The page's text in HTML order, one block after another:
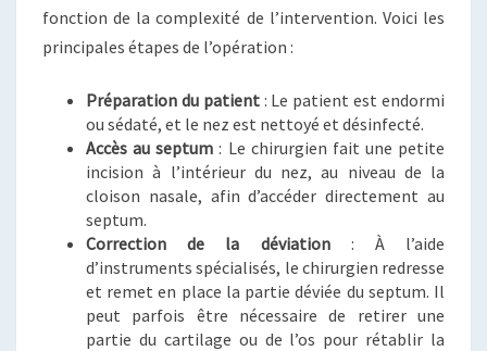
fonction de la complexité de l’intervention. Voici les
principales étapes de l’opération :
Préparation du patient: Le patient est endormi
ou sédaté, et le nez est nettoyé et désinfecté.
Accès au septum : Le chirurgien fait une petite
incision à l’intérieur du nez, au niveau de la
cloison nasale, afin d’accéder directement au
septum.
Correction de la déviation: À l’aide
d’instruments spécialisés, le chirurgien redresse
et remet en place la partie déviée du septum. Il
peut parfois être nécessaire de retirer une
partie du cartilage ou de l’os pour rétablir la